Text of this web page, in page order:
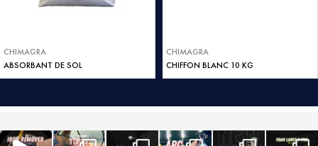
CHIMAGRA
ABSORBANT DE SOL
CHIMAGRA
CHIFFON BLANC 10 KG